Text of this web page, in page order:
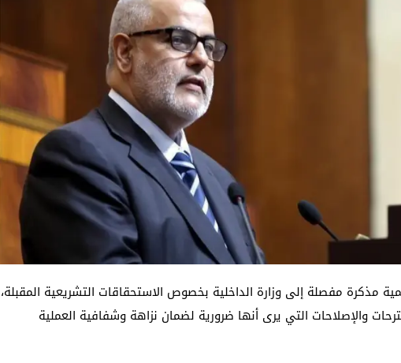
مذكرة مفصلة إلى وزارة الداخلية بخصوص الاستحقاقات التشريعية المقبلة،
والإصلاحات التي يرى أنها ضرورية لضمان نزاهة وشفافية العملية